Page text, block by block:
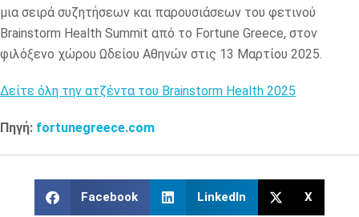
μια σειρά συζητήσεων και παρουσιάσεων του φετινού
Brainstorm Health Summit από το Fortune Greece, στον
φιλόξενο χώρου Ωδείου Αθηνών στις 13 Μαρτίου 2025.
Δείτε όλη την ατζέντα του Brainstorm Health 2025
Πηγή: fortunegreece.com
Facebook LinkedIn X